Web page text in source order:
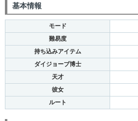
基本情報
モード
難易度
持ち込みアイテム
ダイジョーブ博士
天才
彼女
ルート